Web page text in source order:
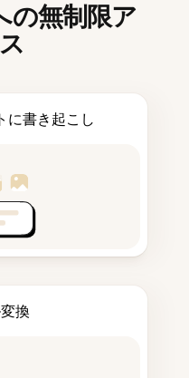
の無制限ア
に書き起こし
換